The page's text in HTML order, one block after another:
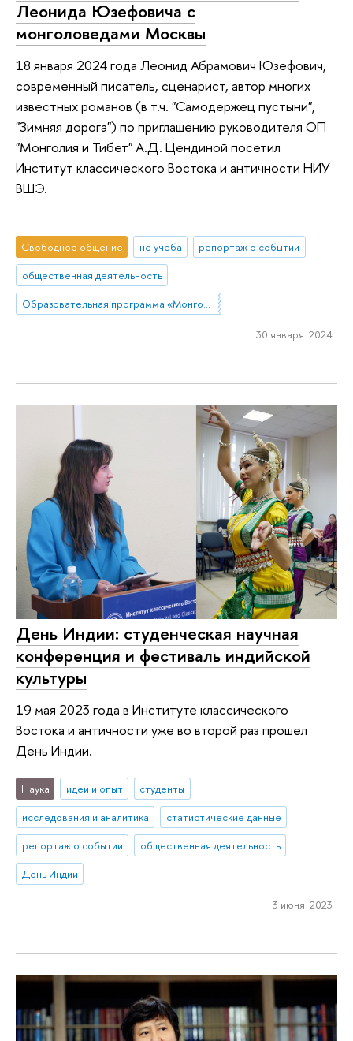
Леонида Юзефовича с
монголоведами Москвы
18 января 2024 года Леонид Абрамович Юзефович,
современный писатель, сценарист, автор многих
известных романов (в т.ч. "Самодержец пустыни",
"Зимняя дорога") по приглашению руководителя ОП
"Монголия и Тибет" А.Д. Цендиной посетил
Институт классического Востока и античности НИУ
ВШЭ.
Свободное общение не учеба
репортаж о событии
общественная деятельность
Образовательная программа «Монголия и Тибет»
30 января 2024
День Индии: студенческая научная
конференция и фестиваль индийской
культуры
19 мая 2023 года в Институте классического
Востока и античности уже во второй раз прошел
День Индии.
Наука идеи и опыт
студенты
исследования и аналитика
статистические данные
репортаж о событии
общественная деятельность
День Индии
3 июня 2023